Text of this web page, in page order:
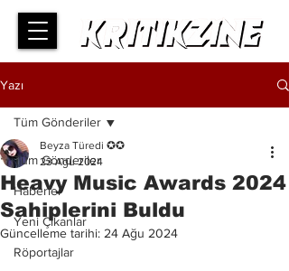
Yazı
Tüm Gönderiler
Haberler
Yeni Çıkanlar
Röportajlar
Tüm Gönderiler
Heavy Music Awards 2024
Sahiplerini Buldu
Beyza Türedi ✪✪
23 Ağu 2024
Güncelleme tarihi: 24 Ağu 2024